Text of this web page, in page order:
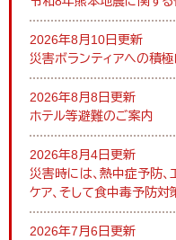
2026年8月10日更新
災害ボランティアへの積
2026年8月8日更新
ホテル等避難のご案内
2026年8月4日更新
災害時には、熱中症予防、
ケア、そして食中毒予防対
2026年7月6日更新